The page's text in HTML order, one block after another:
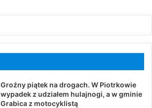
Groźny piątek na drogach. W Piotrkowie
wypadek z udziałem hulajnogi, a w gminie
Grabica z motocyklistą